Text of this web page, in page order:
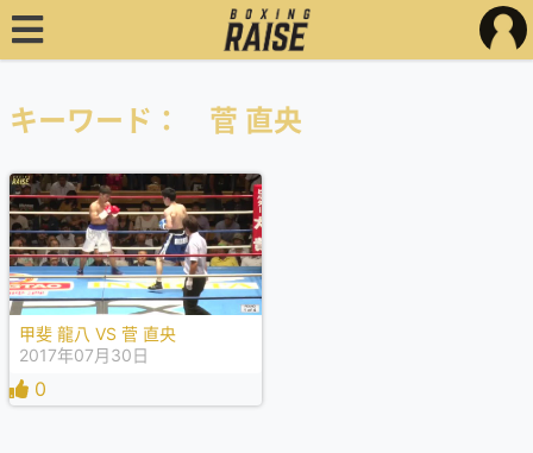
キーワード： 菅 直央
甲斐 龍八 VS 菅 直央
2017年07月30日
0